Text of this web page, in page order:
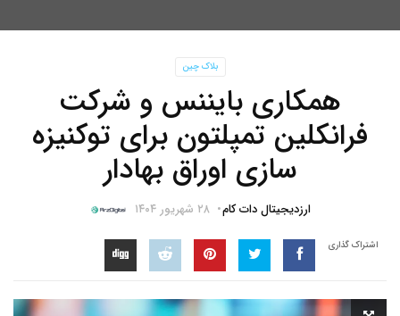
بلاک چین
همکاری بایننس و شرکت
فرانکلین تمپلتون برای توکنیزه
سازی اوراق بهادار
ارزدیجیتال دات کام ۲۸ شهریور ۱۴۰۴
اشتراک گذاری